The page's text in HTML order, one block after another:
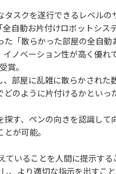
スクを遂行できるレベルの
自動お片付けロボットシス
「散らかった部屋の全自
ノベーション性が高く優
賞。
部屋に乱雑に散らかされた
のように片付けるかとい
す、ペンの向きを認識して
が可能。
いることを人間に提示する
、より適切な指示を出すこ